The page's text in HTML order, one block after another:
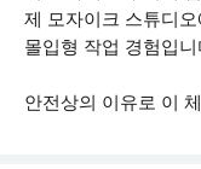
제 모자이크 스튜디
몰입형 작업 경험입니
안전상의 이유로 이